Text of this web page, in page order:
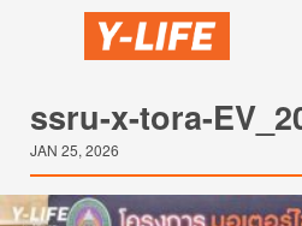
ssru-x-tora-
JAN 25, 2026